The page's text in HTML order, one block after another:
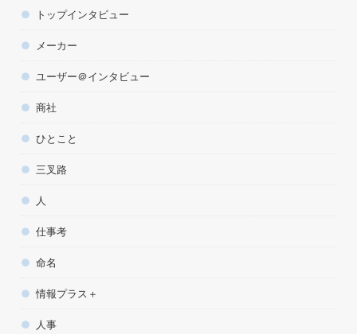
トップインタビュー
メーカー
ユーザー＠インタビュー
商社
ひとこと
三叉路
人
仕事考
命名
情報プラス＋
人事